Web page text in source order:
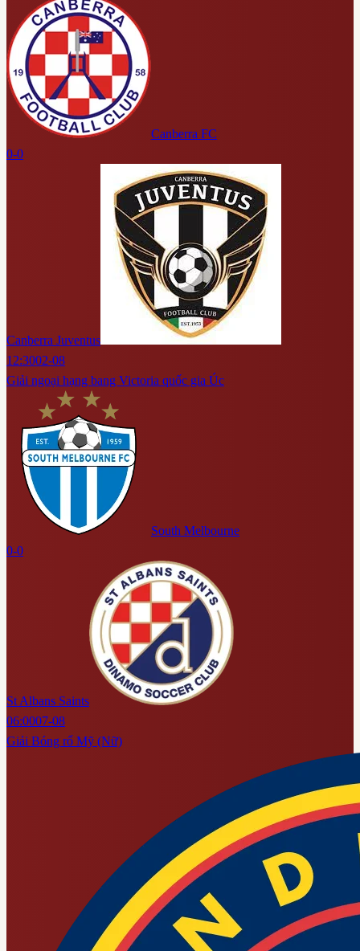
Canberra FC
0-0
Canberra Juventus
12:3002-08
Giải ngoại hạng bang Victoria quốc gia Úc
South Melbourne
0-0
St Albans Saints
06:0007-08
Giải Bóng rổ Mỹ (Nữ)